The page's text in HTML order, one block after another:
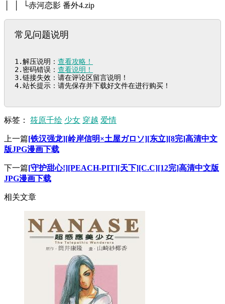
│ │ └赤河恋影 番外4.zip
常见问题说明
1.解压说明： 查看攻略！
2.密码错误： 查看说明！
3.链接失效：请在评论区留言说明！
4.站长提示：请先保存并下载好文件在进行购买！
标签： 筱原千绘 少女 穿越 爱情
上一篇[铁汉强龙][岭岸信明×土屋ガロソ][东立][8完]高清中文
版JPG漫画下载
下一篇[守护甜心!][PEACH-PIT][天下][C.C][12完]高清中文版
JPG漫画下载
相关文章